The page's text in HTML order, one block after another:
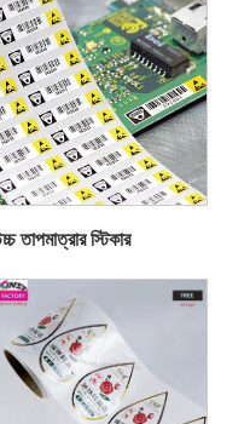
তাপমাত্রার স্টিকার